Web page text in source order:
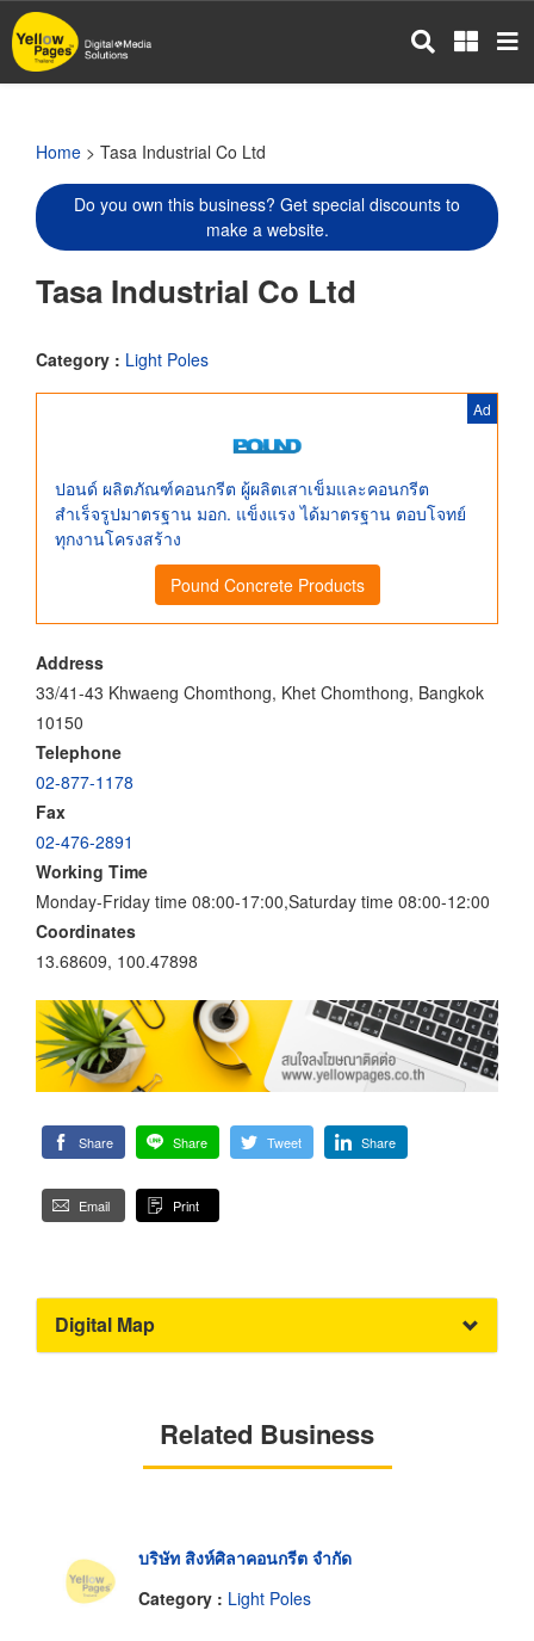
Skip
to
main
Home > Tasa Industrial Co Ltd
Do you own this business? Get special discounts to
make a website.
Tasa Industrial Co Ltd
Category : Light Poles
Ad
ปอนด์ ผลิตภัณฑ์คอนกรีต ผู้ผลิตเสาเข็มและคอนกรีต
สำเร็จรูปมาตรฐาน มอก. แข็งแรง ได้มาตรฐาน ตอบโจทย์
ทุกงานโครงสร้าง
Pound Concrete Products
Address
33/41-43 Khwaeng Chomthong, Khet Chomthong, Bangkok
10150
Telephone
02-877-1178
Fax
02-476-2891
Working Time
Monday-Friday time 08:00-17:00,Saturday time 08:00-12:00
Coordinates
13.68609, 100.47898
Share Share Tweet Share
Email Print
Digital Map
Related Business
บริษัท สิงห์ศิลาคอนกรีต จำกัด
Category : Light Poles